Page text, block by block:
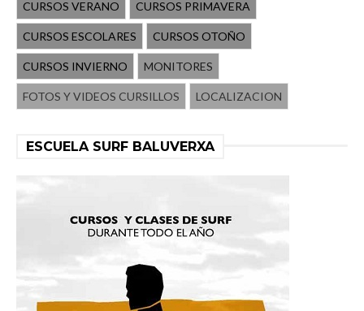
CURSOS VERANO CURSOS PRIMAVERA
CURSOS ESCOLARES CURSOS OTOÑO
CURSOS INVIERNO MONITORES
FOTOS Y VIDEOS CURSILLOS LOCALIZACION
ESCUELA SURF BALUVERXA